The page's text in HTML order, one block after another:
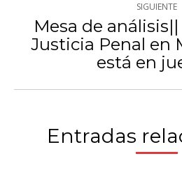
SIGUIENTE
Mesa de
Justicia Penal en
está en
Entradas